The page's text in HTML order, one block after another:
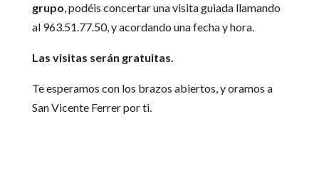
grupo, podéis concertar una visita guiada llamando
al 963.51.77.50, y acordando una fecha y hora.
Las visitas serán gratuitas.
Te esperamos con los brazos abiertos, y oramos a
San Vicente Ferrer por ti.